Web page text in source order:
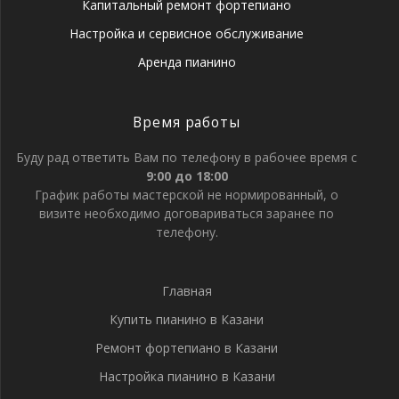
Капитальный ремонт фортепиано
Настройка и сервисное обслуживание
Аренда пианино
Время работы
Буду рад ответить Вам по телефону в рабочее время с
9:00 до 18:00
График работы мастерской не нормированный, о
визите необходимо договариваться заранее по
телефону.
Главная
Купить пианино в Казани
Ремонт фортепиано в Казани
Настройка пианино в Казани